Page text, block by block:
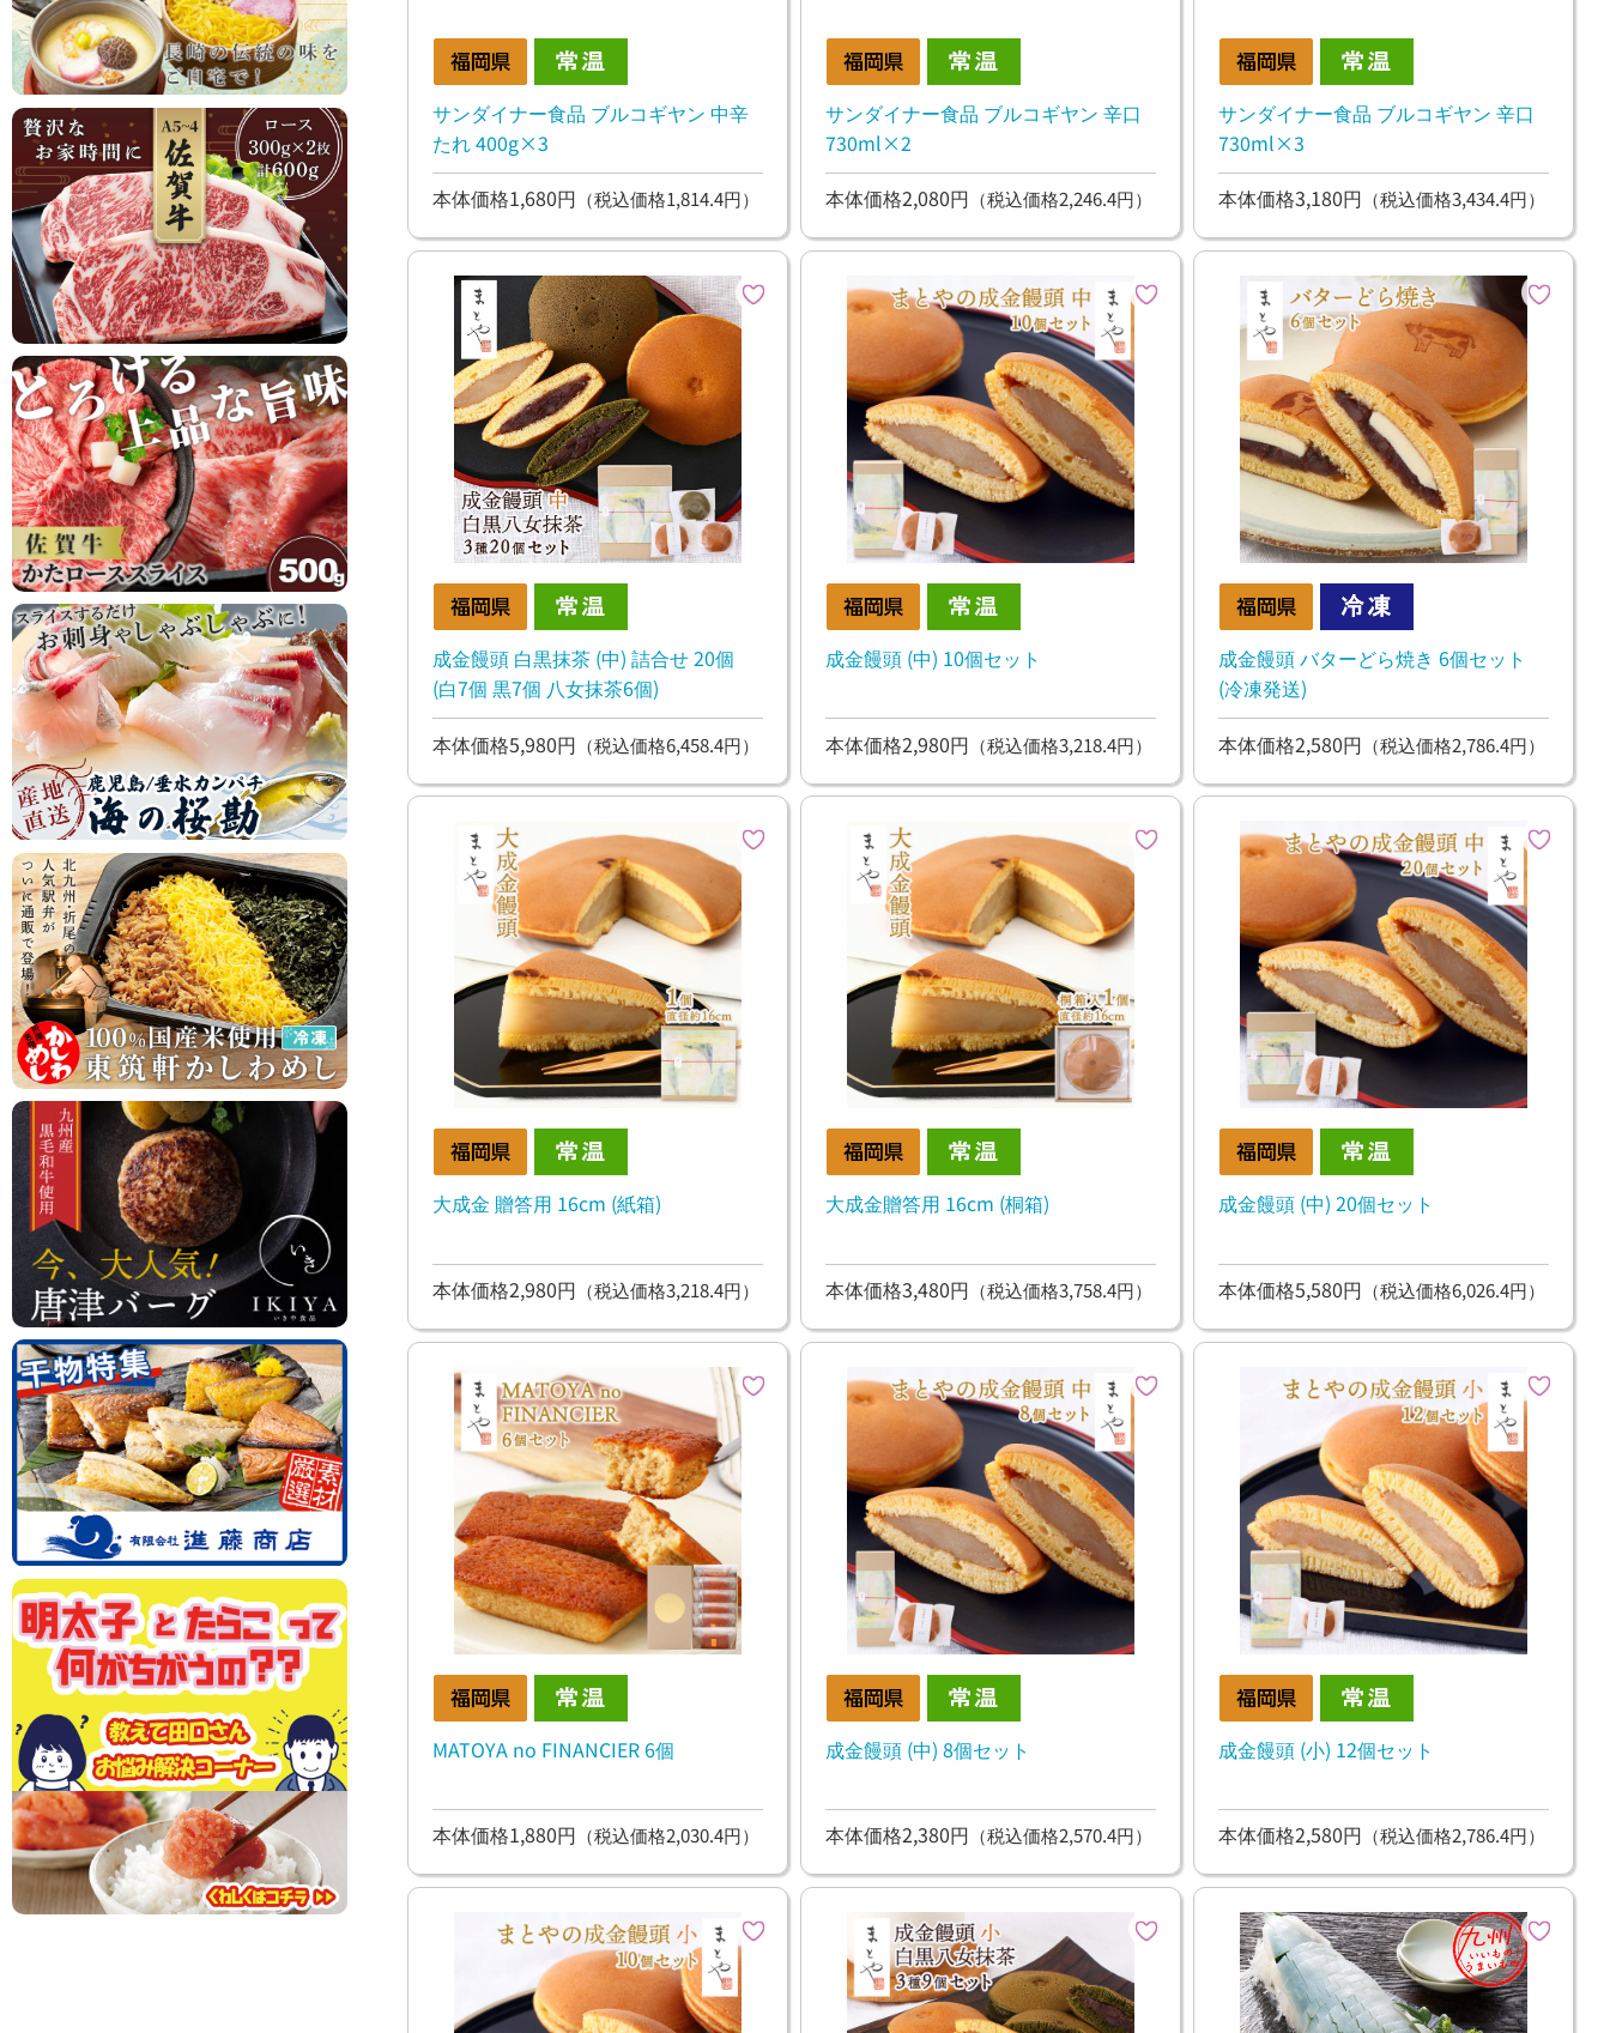
サンダイナー食品 ブルコギヤン 中辛
たれ 400g×3
本体価格1,680円 （税込価格1,814.4円）
サンダイナー食品 ブルコギヤン 辛口
730ml×2
本体価格2,080円 （税込価格2,246.4円）
サンダイナー食品 ブルコギヤン 辛口
730ml×3
本体価格3,180円 （税込価格3,434.4円）
成金饅頭 白黒抹茶 (中) 詰合せ 20個
(白7個 黒7個 八女抹茶6個)
本体価格5,980円 （税込価格6,458.4円）
成金饅頭 (中) 10個セット
本体価格2,980円 （税込価格3,218.4円）
成金饅頭 バターどら焼き 6個セット
(冷凍発送)
本体価格2,580円 （税込価格2,786.4円）
大成金 贈答用 16cm (紙箱)
本体価格2,980円 （税込価格3,218.4円）
大成金贈答用 16cm (桐箱)
本体価格3,480円 （税込価格3,758.4円）
成金饅頭 (中) 20個セット
本体価格5,580円 （税込価格6,026.4円）
MATOYA no FINANCIER 6個
本体価格1,880円 （税込価格2,030.4円）
成金饅頭 (中) 8個セット
本体価格2,380円 （税込価格2,570.4円）
成金饅頭 (小) 12個セット
本体価格2,580円 （税込価格2,786.4円）